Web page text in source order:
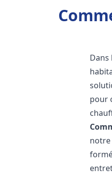
Dans
pour
notre